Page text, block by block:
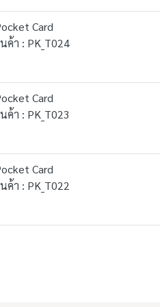
Card
ค้า : PK_T024
Card
ค้า : PK_T023
Card
ค้า : PK_T022